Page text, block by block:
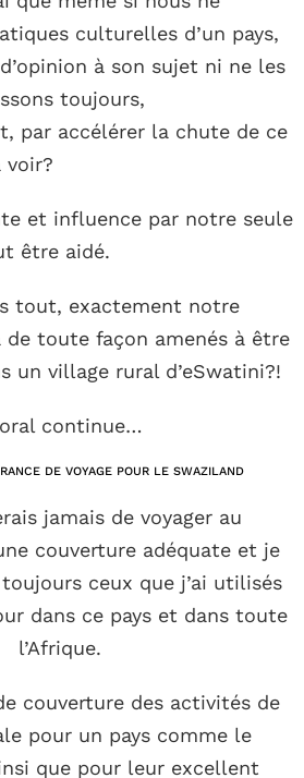
culturelles d’un pays,
à son sujet ni ne les
toujours,
par accélérer la chute de ce
et influence par notre seule
être aidé.
tout, exactement notre
toute façon amenés à être
un village rural d’eSwatini?!
continue…
DE VOYAGE POUR LE SWAZILAND
jamais de voyager au
couverture adéquate et je
ceux que j’ai utilisés
dans ce pays et dans toute
l’Afrique.
couverture des activités de
pour un pays comme le
que pour leur excellent